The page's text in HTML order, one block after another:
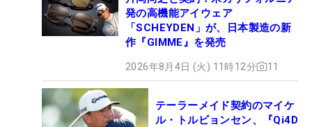
発の高機能アイウェア
「SCHEYDEN」が、日本製造の新
作『GIMME』を発売
2026年8月4日 (火) 11時12分 11
テーラーメイド契約のマイケ
ル・トルビョンセン、『Qi4D